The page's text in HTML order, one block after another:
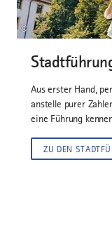
©
Aus erster Hand,
anstelle purer
eine Führung
ZU DEN